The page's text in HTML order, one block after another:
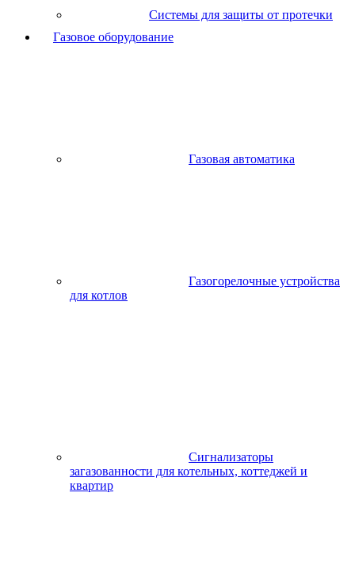
Системы для защиты от протечки
Газовое оборудование
Газовая автоматика
Газогорелочные устройства
для котлов
Сигнализаторы
загазованности для котельных, коттеджей и
квартир